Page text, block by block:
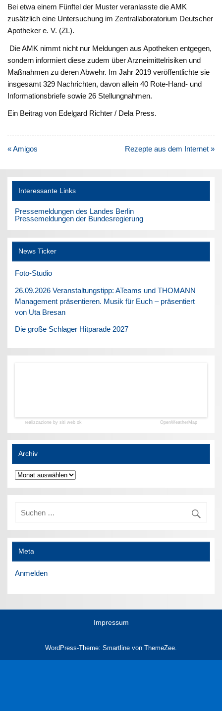
Bei etwa einem Fünftel der Muster veranlasste die AMK
zusätzlich eine Untersuchung im Zentrallaboratorium Deutscher
Apotheker e. V. (ZL).
Die AMK nimmt nicht nur Meldungen aus Apotheken entgegen,
sondern informiert diese zudem über Arzneimittelrisiken und
Maßnahmen zu deren Abwehr. Im Jahr 2019 veröffentlichte sie
insgesamt 329 Nachrichten, davon allein 40 Rote-Hand- und
Informationsbriefe sowie 26 Stellungnahmen.
Ein Beitrag von Edelgard Richter / Dela Press.
Beitragsnavigation
« Amigos Rezepte aus dem Internet »
Interessante Links
Pressemeldungen des Landes Berlin
Pressemeldungen der Bundesregierung
News Ticker
Foto-Studio
26.09.2026 Veranstaltungstipp: ATeams und THOMANN
Management präsentieren. Musik für Euch – präsentiert
von Uta Bresan
Die große Schlager Hitparade 2027
realizzazione by siti web ok OpenWeatherMap
Archiv
Archiv
Meta
Anmelden
Impressum
WordPress-Theme: Smartline von ThemeZee.